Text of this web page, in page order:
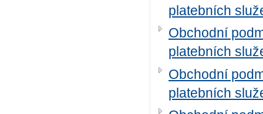
platebních
Obchodní
platebních
Obchodní
platebních